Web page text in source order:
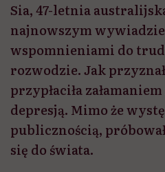
Sia, 47-letnia
najnowszym
wspomnieniami do
rozwodzie. Jak
przypłaciła
depresją. Mimo że
publicznością,
się do świata.